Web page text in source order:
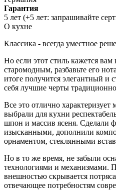
Гарантия
5 лет (+5 лет: запрашивайте
О кухне
Классика - всегда уместное
Но если этот стиль кажется
старомодным, разбавьте его
итоге получится элегантный и
себя лучшие черты
Все это отлично
выбрали для кухни
шпон и массив ясеня. Сделали
изысканными, дополнили
орнаментом, стеклянными
Но в то же время, не забыли
технологиями и механизмами.
внешностью скрывается
отвечающее потребностям